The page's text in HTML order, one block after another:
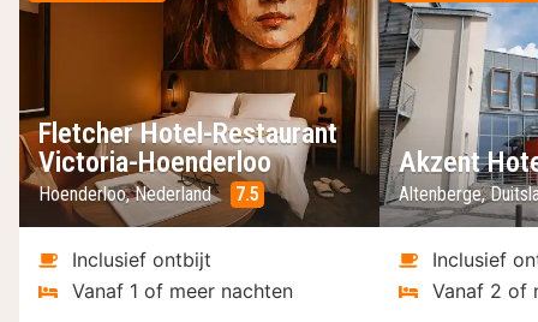
Fletcher Hotel-Restaurant
Victoria-Hoenderloo
Hoenderloo, Nederland 7.5
Inclusief ontbijt
Vanaf 1 of meer nachten
Akzent
Altenberge,
Inclusief
Vanaf 2 of